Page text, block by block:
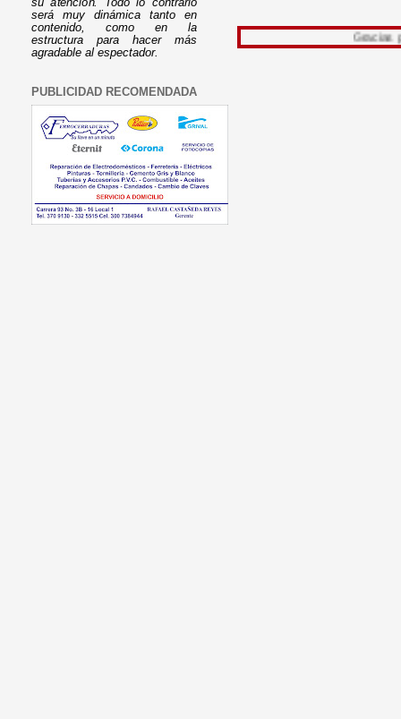
Gracias por leer mi
su atención. Todo lo contrario
será muy dinámica tanto en
contenido, como en la
estructura para hacer más
agradable al espectador.
PUBLICIDAD RECOMENDADA